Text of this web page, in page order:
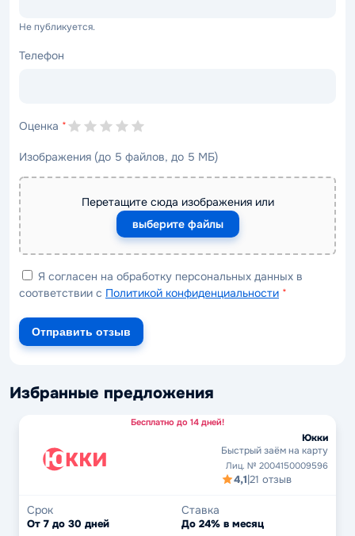
Не публикуется.
Телефон
Оценка *
Изображения (до 5 файлов, до 5 МБ)
Перетащите сюда изображения или
выберите файлы
Я согласен на обработку персональных данных в
соответствии с Политикой конфиденциальности *
Отправить отзыв
Избранные предложения
Бесплатно до 14 дней!
Юкки
Быстрый заём на карту
Лиц. № 2004150009596
4,1|21 отзыв
Срок
От 7 до 30 дней
Ставка
До 24% в месяц